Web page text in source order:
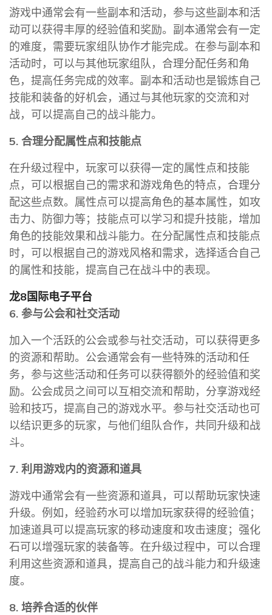
游戏中通常会有一些副本和活动，参与这些副本和活
动可以获得丰厚的经验值和奖励。副本通常会有一定
的难度，需要玩家组队协作才能完成。在参与副本和
活动时，可以与其他玩家组队，合理分配任务和角
色，提高任务完成的效率。副本和活动也是锻炼自己
技能和装备的好机会，通过与其他玩家的交流和对
战，可以提高自己的战斗能力。
5. 合理分配属性点和技能点
在升级过程中，玩家可以获得一定的属性点和技能
点，可以根据自己的需求和游戏角色的特点，合理分
配这些点数。属性点可以提高角色的基本属性，如攻
击力、防御力等；技能点可以学习和提升技能，增加
角色的技能效果和战斗能力。在分配属性点和技能点
时，可以根据自己的游戏风格和需求，选择适合自己
的属性和技能，提高自己在战斗中的表现。
龙8国际电子平台
6. 参与公会和社交活动
加入一个活跃的公会或参与社交活动，可以获得更多
的资源和帮助。公会通常会有一些特殊的活动和任
务，参与这些活动和任务可以获得额外的经验值和奖
励。公会成员之间可以互相交流和帮助，分享游戏经
验和技巧，提高自己的游戏水平。参与社交活动也可
以结识更多的玩家，与他们组队合作，共同升级和战
斗。
7. 利用游戏内的资源和道具
游戏中通常会有一些资源和道具，可以帮助玩家快速
升级。例如，经验药水可以增加玩家获得的经验值；
加速道具可以提高玩家的移动速度和攻击速度；强化
石可以增强玩家的装备等。在升级过程中，可以合理
利用这些资源和道具，提高自己的战斗能力和升级速
度。
8. 培养合适的伙伴